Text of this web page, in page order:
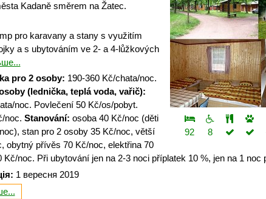
92 8
Kadaně směrem na Žatec.
pro karavany a stany s využitím
a s ubytováním ve 2- a 4-lůžkových
pro 2 osoby: 190-360 Kč/chata/noc.
(lednička, teplá voda, vařič):
noc. Povlečení 50 Kč/os/pobyt.
noc. Stanování: osoba 40 Kč/noc (děti
stan pro 2 osoby 35 Kč/noc, větší
obytný přívěs 70 Kč/noc, elektřina 70
Kč/noc. Při ubytování jen na 2-3 noci příplatek 10 %, jen na 1 noc
1 вересня 2019